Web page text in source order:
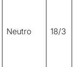
Neutro 18/3